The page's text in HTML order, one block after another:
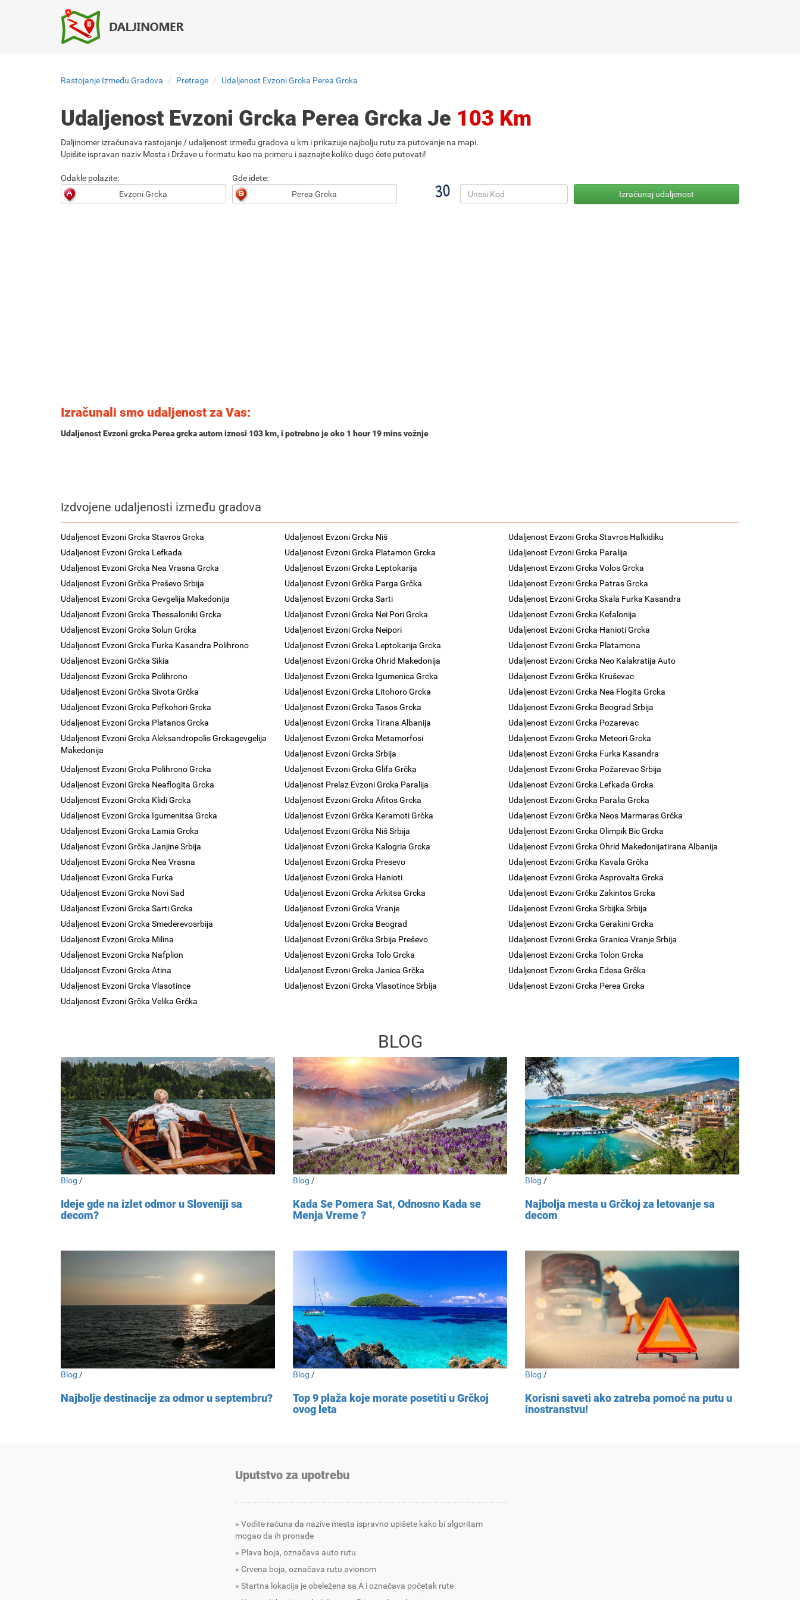
Rastojanje Između Gradova Pretrage Udaljenost Evzoni Grcka Perea Grcka
Udaljenost Evzoni Grcka Perea Grcka Je 103 Km
Daljinomer izračunava rastojanje / udaljenost između gradova u km i prikazuje najbolju rutu za putovanje na mapi.
Upišite ispravan naziv Mesta i Države u formatu kao na primeru i saznajte koliko dugo ćete putovati!
Odakle polazite: Gde idete:
Izračunali smo udaljenost za Vas:
Udaljenost Evzoni grcka Perea grcka autom iznosi 103 km, i potrebno je oko 1 hour 19 minsvožnje
Izdvojene udaljenosti između gradova
Udaljenost Evzoni Grcka Stavros Grcka Udaljenost Evzoni Grcka Niš
Udaljenost Evzoni Grcka Stavros Halkidiku
Udaljenost Evzoni Grcka Lefkada
Udaljenost Evzoni Grcka Platamon Grcka
Udaljenost Evzoni Grcka Paralija
Udaljenost Evzoni Grcka Nea Vrasna Grcka
Udaljenost Evzoni Grcka Leptokarija
Udaljenost Evzoni Grcka Volos Grcka
Udaljenost Evzoni Grčka Preševo Srbija
Udaljenost Evzoni Grčka Parga Grčka
Udaljenost Evzoni Grcka Patras Grcka
Udaljenost Evzoni Grcka Gevgelija Makedonija
Udaljenost Evzoni Grcka Sarti
Udaljenost Evzoni Grcka Skala Furka Kasandra
Udaljenost Evzoni Grcka Thessaloniki Grcka
Udaljenost Evzoni Grcka Nei Pori Grcka
Udaljenost Evzoni Grcka Kefalonija
Udaljenost Evzoni Grcka Solun Grcka
Udaljenost Evzoni Grcka Neipori
Udaljenost Evzoni Grcka Hanioti Grcka
Udaljenost Evzoni Grcka Furka Kasandra Polihrono
Udaljenost Evzoni Grcka Leptokarija Grcka
Udaljenost Evzoni Grcka Platamona
Udaljenost Evzoni Grčka Sikia
Udaljenost Evzoni Grcka Ohrid Makedonija
Udaljenost Evzoni Grcka Neo Kalakratija Auto
Udaljenost Evzoni Grcka Polihrono
Udaljenost Evzoni Grcka Igumenica Grcka
Udaljenost Evzoni Grčka Kruševac
Udaljenost Evzoni Grčka Sivota Grčka
Udaljenost Evzoni Grcka Litohoro Grcka
Udaljenost Evzoni Grcka Nea Flogita Grcka
Udaljenost Evzoni Grcka Pefkohori Grcka
Udaljenost Evzoni Grcka Tasos Grcka
Udaljenost Evzoni Grcka Beograd Srbija
Udaljenost Evzoni Grcka Platanos Grcka
Udaljenost Evzoni Grcka Tirana Albanija
Udaljenost Evzoni Grcka Pozarevac
Udaljenost Evzoni Grcka Aleksandropolis Grckagevgelija
Makedonija
Udaljenost Evzoni Grcka Metamorfosi
Udaljenost Evzoni Grcka Meteori Grcka
Udaljenost Evzoni Grcka Srbija
Udaljenost Evzoni Grcka Furka Kasandra
Udaljenost Evzoni Grcka Polihrono Grcka
Udaljenost Evzoni Grcka Glifa Grčka
Udaljenost Evzoni Grcka Požarevac Srbija
Udaljenost Evzoni Grcka Neaflogita Grcka
Udaljenost Prelaz Evzoni Grcka Paralija
Udaljenost Evzoni Grcka Lefkada Grcka
Udaljenost Evzoni Grcka Klidi Grcka
Udaljenost Evzoni Grcka Afitos Grcka
Udaljenost Evzoni Grcka Paralia Grcka
Udaljenost Evzoni Grcka Igumenitsa Grcka
Udaljenost Evzoni Grčka Keramoti Grčka
Udaljenost Evzoni Grčka Neos Marmaras Grčka
Udaljenost Evzoni Grcka Lamia Grcka
Udaljenost Evzoni Grčka Niš Srbija
Udaljenost Evzoni Grcka Olimpik Bic Grcka
Udaljenost Evzoni Grčka Janjine Srbija
Udaljenost Evzoni Grcka Kalogria Grcka
Udaljenost Evzoni Grcka Ohrid Makedonijatirana Albanija
Udaljenost Evzoni Grcka Nea Vrasna
Udaljenost Evzoni Grcka Presevo
Udaljenost Evzoni Grčka Kavala Grčka
Udaljenost Evzoni Grcka Furka
Udaljenost Evzoni Grcka Hanioti
Udaljenost Evzoni Grcka Asprovalta Grcka
Udaljenost Evzoni Grcka Novi Sad
Udaljenost Evzoni Grcka Arkitsa Grcka
Udaljenost Evzoni Grčka Zakintos Grcka
Udaljenost Evzoni Grcka Sarti Grcka
Udaljenost Evzoni Grcka Vranje
Udaljenost Evzoni Grcka Srbijka Srbija
Udaljenost Evzoni Grcka Smederevosrbija
Udaljenost Evzoni Grcka Beograd
Udaljenost Evzoni Grcka Gerakini Grcka
Udaljenost Evzoni Grcka Milina
Udaljenost Evzoni Grčka Srbija Preševo
Udaljenost Evzoni Grcka Granica Vranje Srbija
Udaljenost Evzoni Grcka Nafplion
Udaljenost Evzoni Grcka Tolo Grcka
Udaljenost Evzoni Grcka Tolon Grcka
Udaljenost Evzoni Grcka Atina
Udaljenost Evzoni Grcka Janica Grčka
Udaljenost Evzoni Grcka Edesa Grčka
Udaljenost Evzoni Grcka Vlasotince
Udaljenost Evzoni Grcka Vlasotince Srbija
Udaljenost Evzoni Grcka Perea Grcka
Udaljenost Evzoni Grčka Velika Grčka
BLOG
Blog /
Ideje gde na izlet odmor u Sloveniji sa
decom?
Blog /
Kada Se Pomera Sat, Odnosno Kada se
Menja Vreme ?
Blog /
Najbolja mesta u Grčkoj za letovanje sa
decom
Blog /
Najbolje destinacije za odmor u septembru?
Blog /
Top 9 plaža koje morate posetiti u Grčkoj
ovog leta
Blog /
Korisni saveti ako zatreba pomoć na putu u
inostranstvu!
Uputstvo za upotrebu
Vodite računa da nazive mesta ispravno upišete kako bi algoritam
mogao da ih pronađe
Plava boja, označava auto rutu
Crvena boja, označava rutu avionom
Startna lokacija je obeležena sa A i označava početak rute